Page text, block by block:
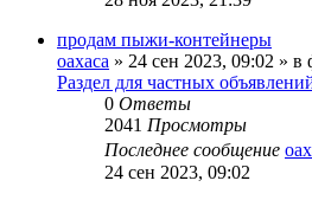
продам пыжи-контейнеры
oaxaca » 24 сен 2023, 09:02 » в
Раздел для частных
0 Ответы
2041 Просмотры
Последнее сообщение
24 сен 2023, 09:02